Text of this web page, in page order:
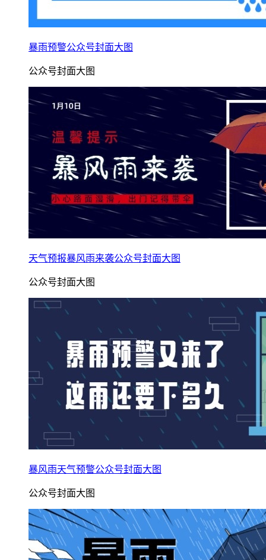
暴雨预警公众号封面大图
公众号封面大图
天气预报暴风雨来袭公众号封面大图
公众号封面大图
暴风雨天气预警公众号封面大图
公众号封面大图